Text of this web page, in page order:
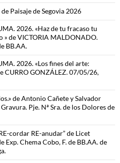
Paisaje de Segovia 2026
2026. «Haz de tu fracaso tu
» de VICTORIA MALDONADO.
BB.AA.
2026. «Los fines del arte:
CURRO GONZÁLEZ. 07/05/26,
de Antonio Cañete y Salvador
Pje. Nª Sra. de los Dolores de
cordar RE-anudar” de Licet
Exp. Chema Cobo, F. de BB.AA. de